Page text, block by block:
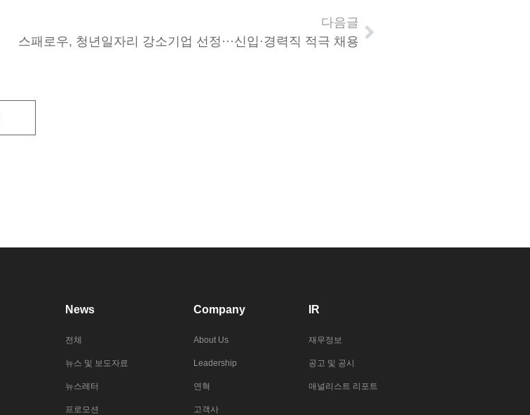
다음글
스패로우, 청년일자리 강소기업 선정···신입·경력직 적극 채용
News
전체
뉴스 및 보도자료
뉴스레터
프로모션
Company
About Us
Leadership
연혁
고객사
IR
재무정보
공고 및 공시
애널리스트 리포트